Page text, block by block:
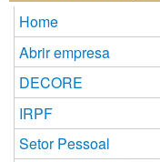
Home
Abrir empresa
DECORE
IRPF
Setor Pessoal